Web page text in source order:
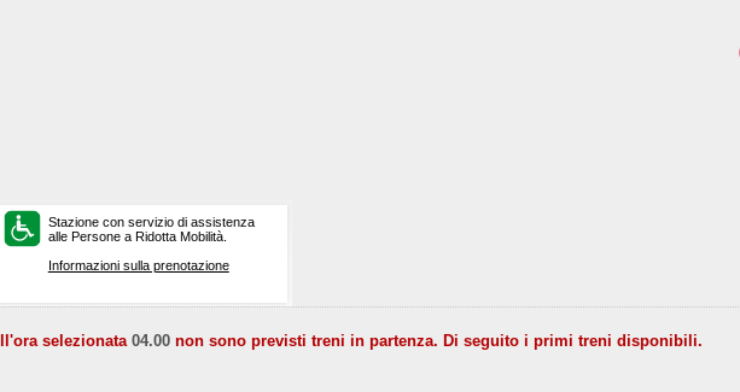
Stazione con servizio di assistenza
alle Persone a Ridotta Mobilità.
Informazioni sulla prenotazione
selezionata04.00 non sono previsti treni in partenza. Di seguito i primi treni disponibili.